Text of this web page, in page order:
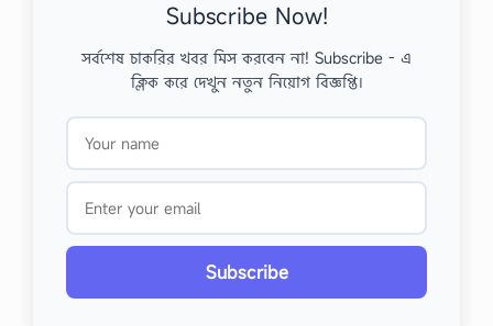
Subscribe Now!
সর্বশেষ চাকরির খবর মিস করবেন না! Subscribe - এ
ক্লিক করে দেখুন নতুন নিয়োগ বিজ্ঞপ্তি।
Subscribe